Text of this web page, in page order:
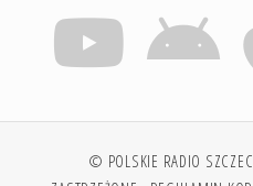
© POLSKIE RADIO